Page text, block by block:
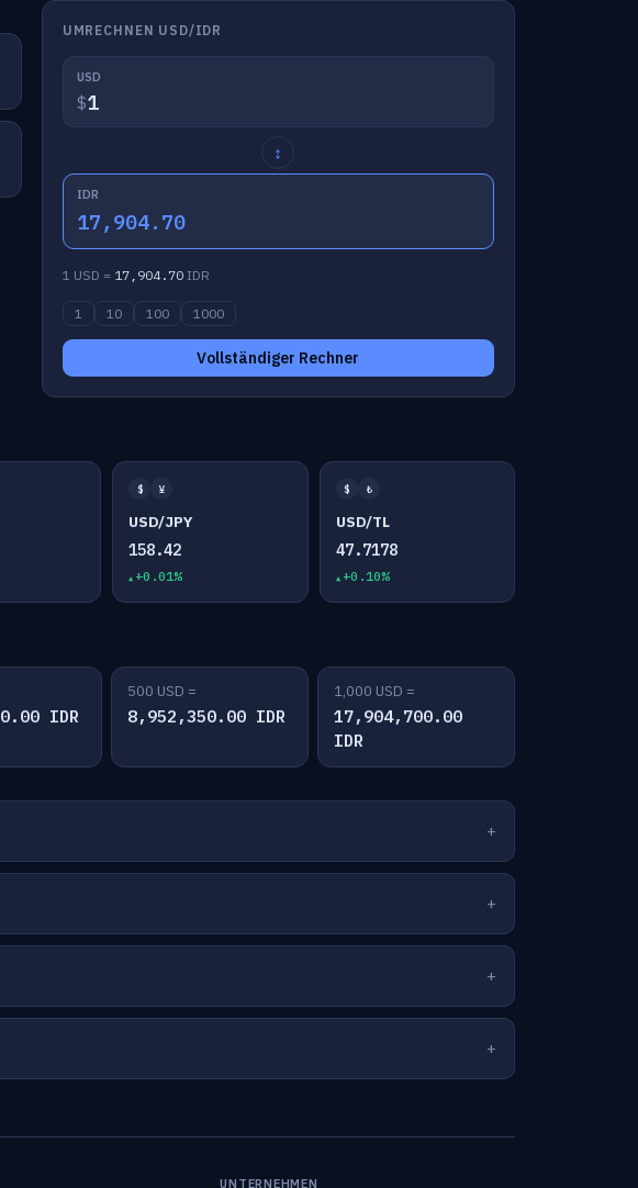
UMRECHNEN USD/IDR
USD
$
↕
IDR
17,904.70
1 USD = 17,904.70IDR
1 10 100 1000
Vollständiger Rechner
$ ¥
USD/JPY
158.42
+0.01%
$ ₺
USD/TL
47.7178
+0.10%
IDR
500 USD =
8,952,350.00 IDR
1,000 USD =
17,904,700.00
IDR
UNTERNEHMEN